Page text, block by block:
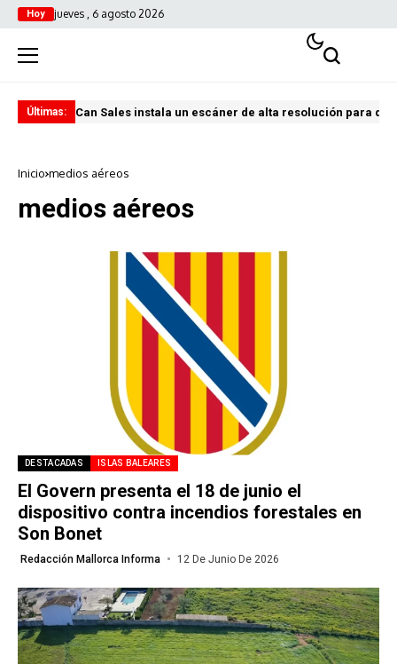
Hoy jueves , 6 agosto 2026
Últimas: Can Sales instala un escáner de alta resolución para
Inicio medios aéreos
medios aéreos
DESTACADAS ISLAS BALEARES
El Govern presenta el 18 de junio el
dispositivo contra incendios forestales en
Son Bonet
Redacción Mallorca Informa 12 De Junio De 2026